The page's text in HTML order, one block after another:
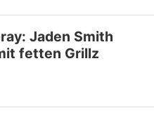
Jaden Smith
fetten Grillz